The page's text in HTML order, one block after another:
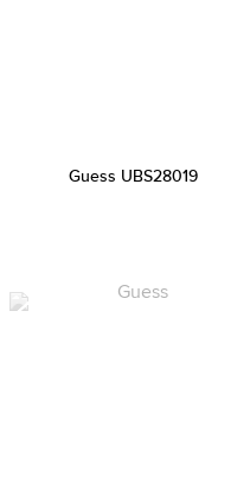
Guess UBS28019